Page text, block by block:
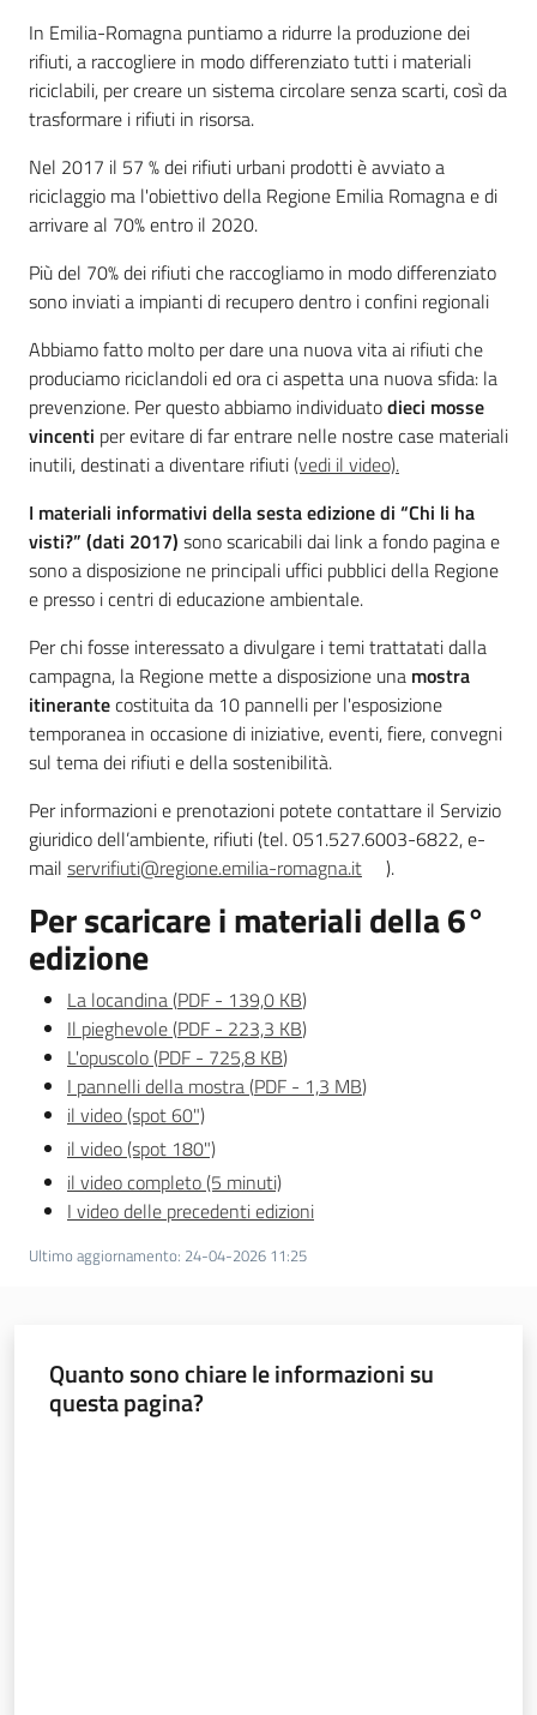
Ambiente
Argomenti
Novità
Servizi
Leggi Atti Bandi
Piani Programmi
In Emilia-Romagna puntiamo a ridurre la produzione dei
rifiuti, a raccogliere in modo differenziato tutti i materiali
riciclabili, per creare un sistema circolare senza scarti, così da
trasformare i rifiuti in risorsa.
Nel 2017 il 57 % dei rifiuti urbani prodotti è avviato a
riciclaggio ma l'obiettivo della Regione Emilia Romagna e di
arrivare al 70% entro il 2020.
Più del 70% dei rifiuti che raccogliamo in modo differenziato
sono inviati a impianti di recupero dentro i confini regionali
Abbiamo fatto molto per dare una nuova vita ai rifiuti che
produciamo riciclandoli ed ora ci aspetta una nuova sfida: la
prevenzione. Per questo abbiamo individuatodieci mosse
vincenti per evitare di far entrare nelle nostre case materiali
inutili, destinati a diventare rifiuti(vedi il video).
I materiali informativi della sesta edizione di “Chi li ha
visti?” (dati 2017) sono scaricabili dai link a fondo pagina e
sono a disposizione ne principali uffici pubblici della Regione
e presso i centri di educazione ambientale.
Per chi fosse interessato a divulgare i temi trattatati dalla
campagna, la Regione mette a disposizione una mostra
itinerantecostituita da 10 pannelli per l'esposizione
temporanea in occasione di iniziative, eventi, fiere, convegni
sul tema dei rifiuti e della sostenibilità.
Per informazioni e prenotazioni potete contattare il Servizio
giuridico dell’ambiente, rifiuti (tel. 051.527.6003-6822, e-
mail servrifiuti@regione.emilia-romagna.it ).
Per scaricare i materiali della 6°
edizione
La locandina(PDF - 139,0 KB)
Il pieghevole(PDF - 223,3 KB)
L'opuscolo(PDF - 725,8 KB)
I pannelli della mostra(PDF - 1,3 MB)
il video (spot 60")
il video (spot 180")
il video completo (5 minuti)
I video delle precedenti edizioni
Ultimo aggiornamento: 24-04-2026 11:25
Quanto sono chiare le informazioni su
questa pagina?